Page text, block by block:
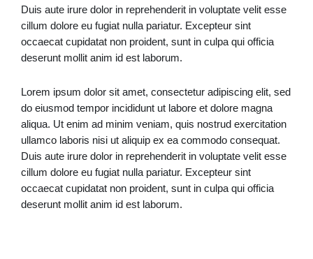
Duis aute irure dolor in reprehenderit in voluptate velit esse
cillum dolore eu fugiat nulla pariatur. Excepteur sint
occaecat cupidatat non proident, sunt in culpa qui officia
deserunt mollit anim id est laborum.
Lorem ipsum dolor sit amet, consectetur adipiscing elit, sed
do eiusmod tempor incididunt ut labore et dolore magna
aliqua. Ut enim ad minim veniam, quis nostrud exercitation
ullamco laboris nisi ut aliquip ex ea commodo consequat.
Duis aute irure dolor in reprehenderit in voluptate velit esse
cillum dolore eu fugiat nulla pariatur. Excepteur sint
occaecat cupidatat non proident, sunt in culpa qui officia
deserunt mollit anim id est laborum.